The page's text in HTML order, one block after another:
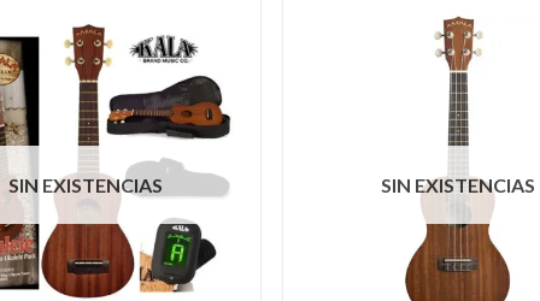
Añadir
a la
lista de
SIN EXISTENCIAS SIN EXISTENCIAS